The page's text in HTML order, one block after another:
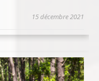
15 décembre 2021